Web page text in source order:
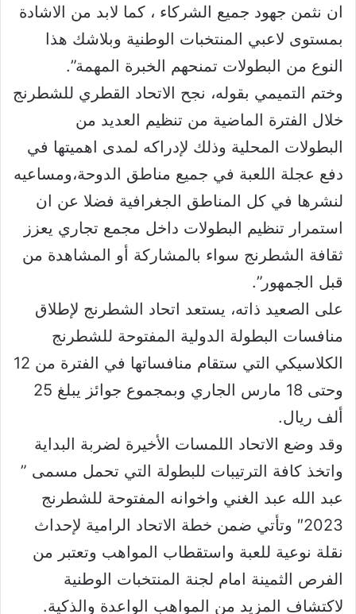
ان نثمن جهود جميع الشركاء ، كما لابد من الاشادة
بمستوى لاعبي المنتخبات الوطنية وبلاشك هذا
النوع من البطولات تمنحهم الخبرة المهمة”.
وختم التميمي بقوله، نجح الاتحاد القطري للشطرنج
خلال الفترة الماضية من تنظيم العديد من
البطولات المحلية وذلك لإدراكه لمدى اهميتها في
دفع عجلة اللعبة في جميع مناطق الدوحة،ومساعيه
لنشرها في كل المناطق الجغرافية فضلا عن ان
استمرار تنظيم البطولات داخل مجمع تجاري يعزز
ثقافة الشطرنج سواء بالمشاركة أو المشاهدة من
قبل الجمهور”.
على الصعيد ذاته، يستعد اتحاد الشطرنج لإطلاق
منافسات البطولة الدولية المفتوحة للشطرنج
الكلاسيكي التي ستقام منافساتها في الفترة من 12
وحتى 18 مارس الجاري وبمجموع جوائز يبلغ 25
ألف ريال.
وقد وضع الاتحاد اللمسات الأخيرة لضربة البداية
واتخذ كافة الترتيبات للبطولة التي تحمل مسمى ”
عبد الله عبد الغني واخوانه المفتوحة للشطرنج
2023″ وتأتي ضمن خطة الاتحاد الرامية لإحداث
نقلة نوعية للعبة واستقطاب المواهب وتعتبر من
الفرص الثمينة امام لجنة المنتخبات الوطنية
لاكتشاف المزيد من المواهب الواعدة والذكية.